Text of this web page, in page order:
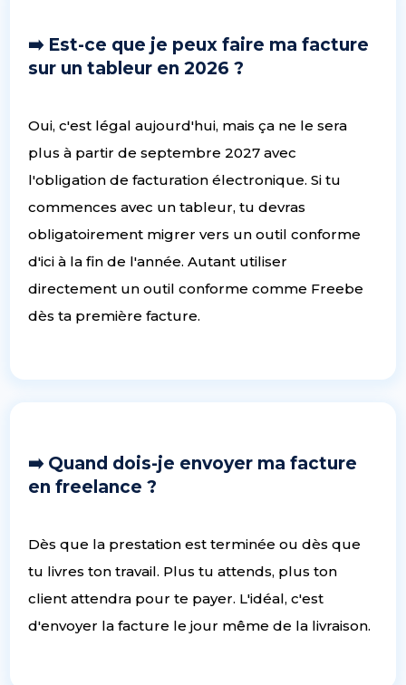
➡️ Est-ce que je peux faire ma facture
sur un tableur en 2026 ?
Oui, c'est légal aujourd'hui, mais ça ne le sera
plus à partir de septembre 2027 avec
l'obligation de facturation électronique. Si tu
commences avec un tableur, tu devras
obligatoirement migrer vers un outil conforme
d'ici à la fin de l'année. Autant utiliser
directement un outil conforme comme Freebe
dès ta première facture.
➡️ Quand dois-je envoyer ma facture
en freelance ?
Dès que la prestation est terminée ou dès que
tu livres ton travail. Plus tu attends, plus ton
client attendra pour te payer. L'idéal, c'est
d'envoyer la facture le jour même de la livraison.